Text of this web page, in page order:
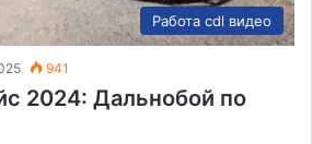
Работа cdl видео
941
2024: Дальнобой по